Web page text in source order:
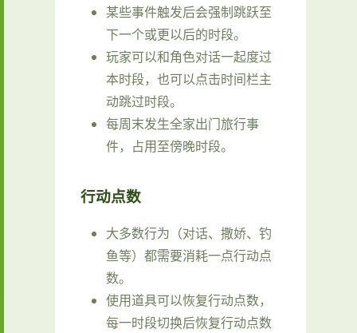
某些事件触发后会强制跳跃至
下一个或更以后的时段。
玩家可以和角色对话一起度过
本时段，也可以点击时间栏主
动跳过时段。
每周末发生全家出门旅行事
件，占用至傍晚时段。
行动点数
大多数行为（对话、撒娇、钓
鱼等）都需要消耗一点行动点
数。
使用道具可以恢复行动点数，
每一时段切换后恢复行动点数